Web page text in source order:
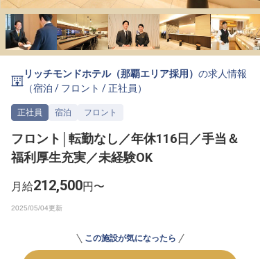
ホテル・宿泊業界情報コラム
無料 転職サポートに申し込む
リッチモンドホテル（那覇エリア採用） の求人情報
（宿泊 / フロント /正社員 ）
正社員 宿泊 フロント
フロント│転勤なし／年休116日／手当＆
福利厚生充実／未経験OK
月給212,500円〜
この施設が気になったら